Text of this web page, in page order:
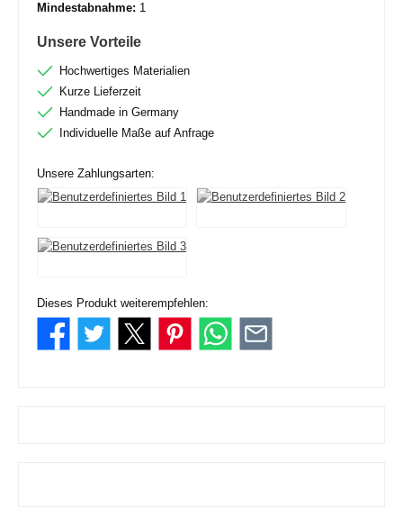
Mindestabnahme: 1
Unsere Vorteile
Hochwertiges Materialien
Kurze Lieferzeit
Handmade in Germany
Individuelle Maße auf Anfrage
Unsere Zahlungsarten:
Dieses Produkt weiterempfehlen: